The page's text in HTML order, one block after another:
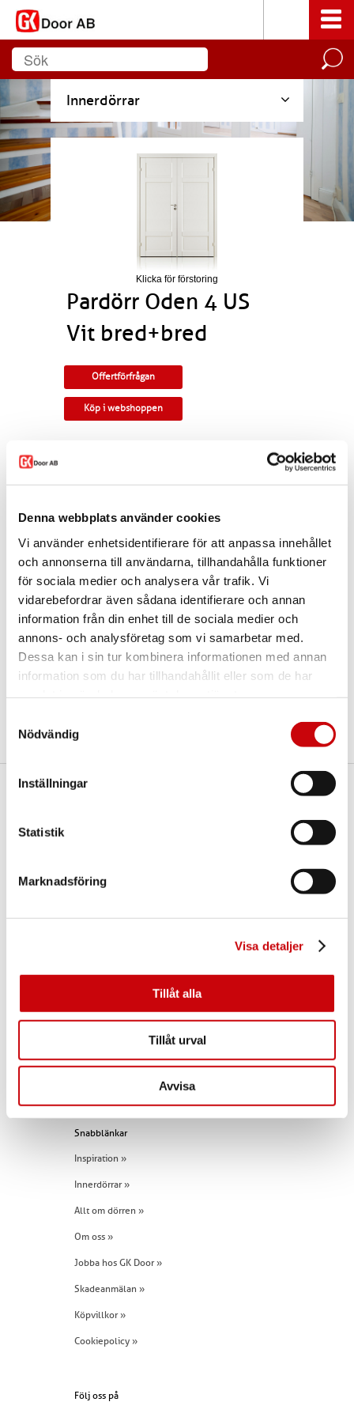
Denna webbplats använder cookies
Vi använder enhetsidentifierare för att anpassa innehållet
och annonserna till användarna, tillhandahålla funktioner
för sociala medier och analysera vår trafik. Vi
vidarebefordrar även sådana identifierare och annan
information från din enhet till de sociala medier och
annons- och analysföretag som vi samarbetar med.
Dessa kan i sin tur kombinera informationen med annan
information som du har tillhandahållit eller som de har
Nödvändig
Inställningar
Statistik
Marknadsföring
Visa detaljer
Tillåt alla
Tillåt urval
Avvisa
Innerdörrar
Klicka för förstoring
Pardörr Oden 4 US
Vit bred+bred
Offertförfrågan
Köp i webshoppen
Tillverkningsvara i samtliga storlekar och
låskista, slutbleck och kantregel. Kan modifieras
valfri kulör, egna idéer. Modellen finns som
enkeldörr, pardörr i lika eller olika delning,
Varianten finns att köpa i webshoppen. I
offertförfrågan väljer dumått, ytbehandling,
Kontakta oss viamejlellertelefonom du har
några funderingar eller särskilda önskemål.
Dela
+46 (0)960 - 203 25
Snabblänkar
Inspiration »
Innerdörrar »
Allt om dörren »
Om oss »
Jobba hos GK Door »
Skadeanmälan »
Köpvillkor »
Cookiepolicy »
Följ oss på